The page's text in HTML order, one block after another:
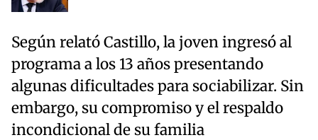
Según relató Castillo, la joven ingresó al
programa a los 13 años presentando
algunas dificultades para sociabilizar. Sin
embargo, su compromiso y el respaldo
incondicional de su familia